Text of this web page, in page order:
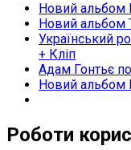
Новий альбом
Новий альбом
Український
+ Кліп
Адам Гонтьє
Новий альбом
Роботи